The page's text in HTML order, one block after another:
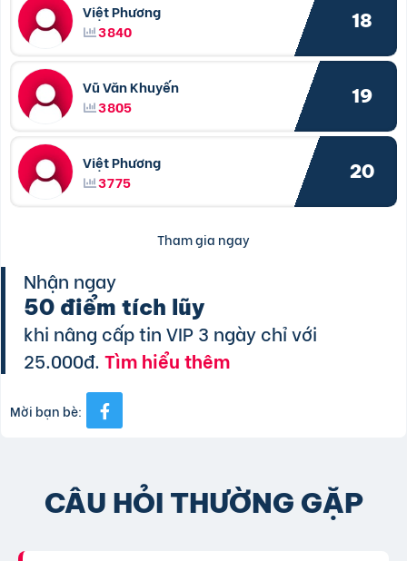
Việt Phương
3840
18
Vũ Văn Khuyến
3805
19
Việt Phương
3775
20
Tham gia ngay
Nhận ngay
50 điểm tích lũy
khi nâng cấp tin VIP 3 ngày chỉ với
25.000đ.Tìm hiểu thêm
Mời bạn bè:
CÂU HỎI THƯỜNG GẶP